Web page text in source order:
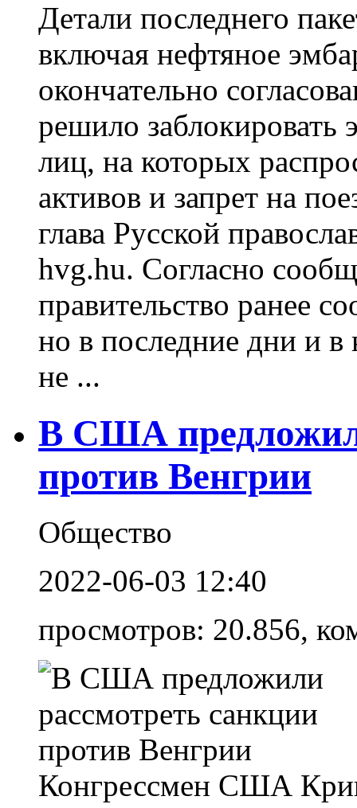
Детали последнего
включая нефтяное
окончательно
решило заблокировать
лиц, на которых
активов и запрет на
глава Русской
hvg.hu. Согласно
правительство ранее
но в последние дни и в
не ...
В США
против Венгрии
Общество
2022-06-03 12:40
просмотров: 20.856,
Конгрессмен США